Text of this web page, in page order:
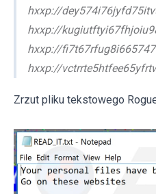
hxxp://
hxxp://
hxxp://
hxxp://
Zrzut pliku tekstowego